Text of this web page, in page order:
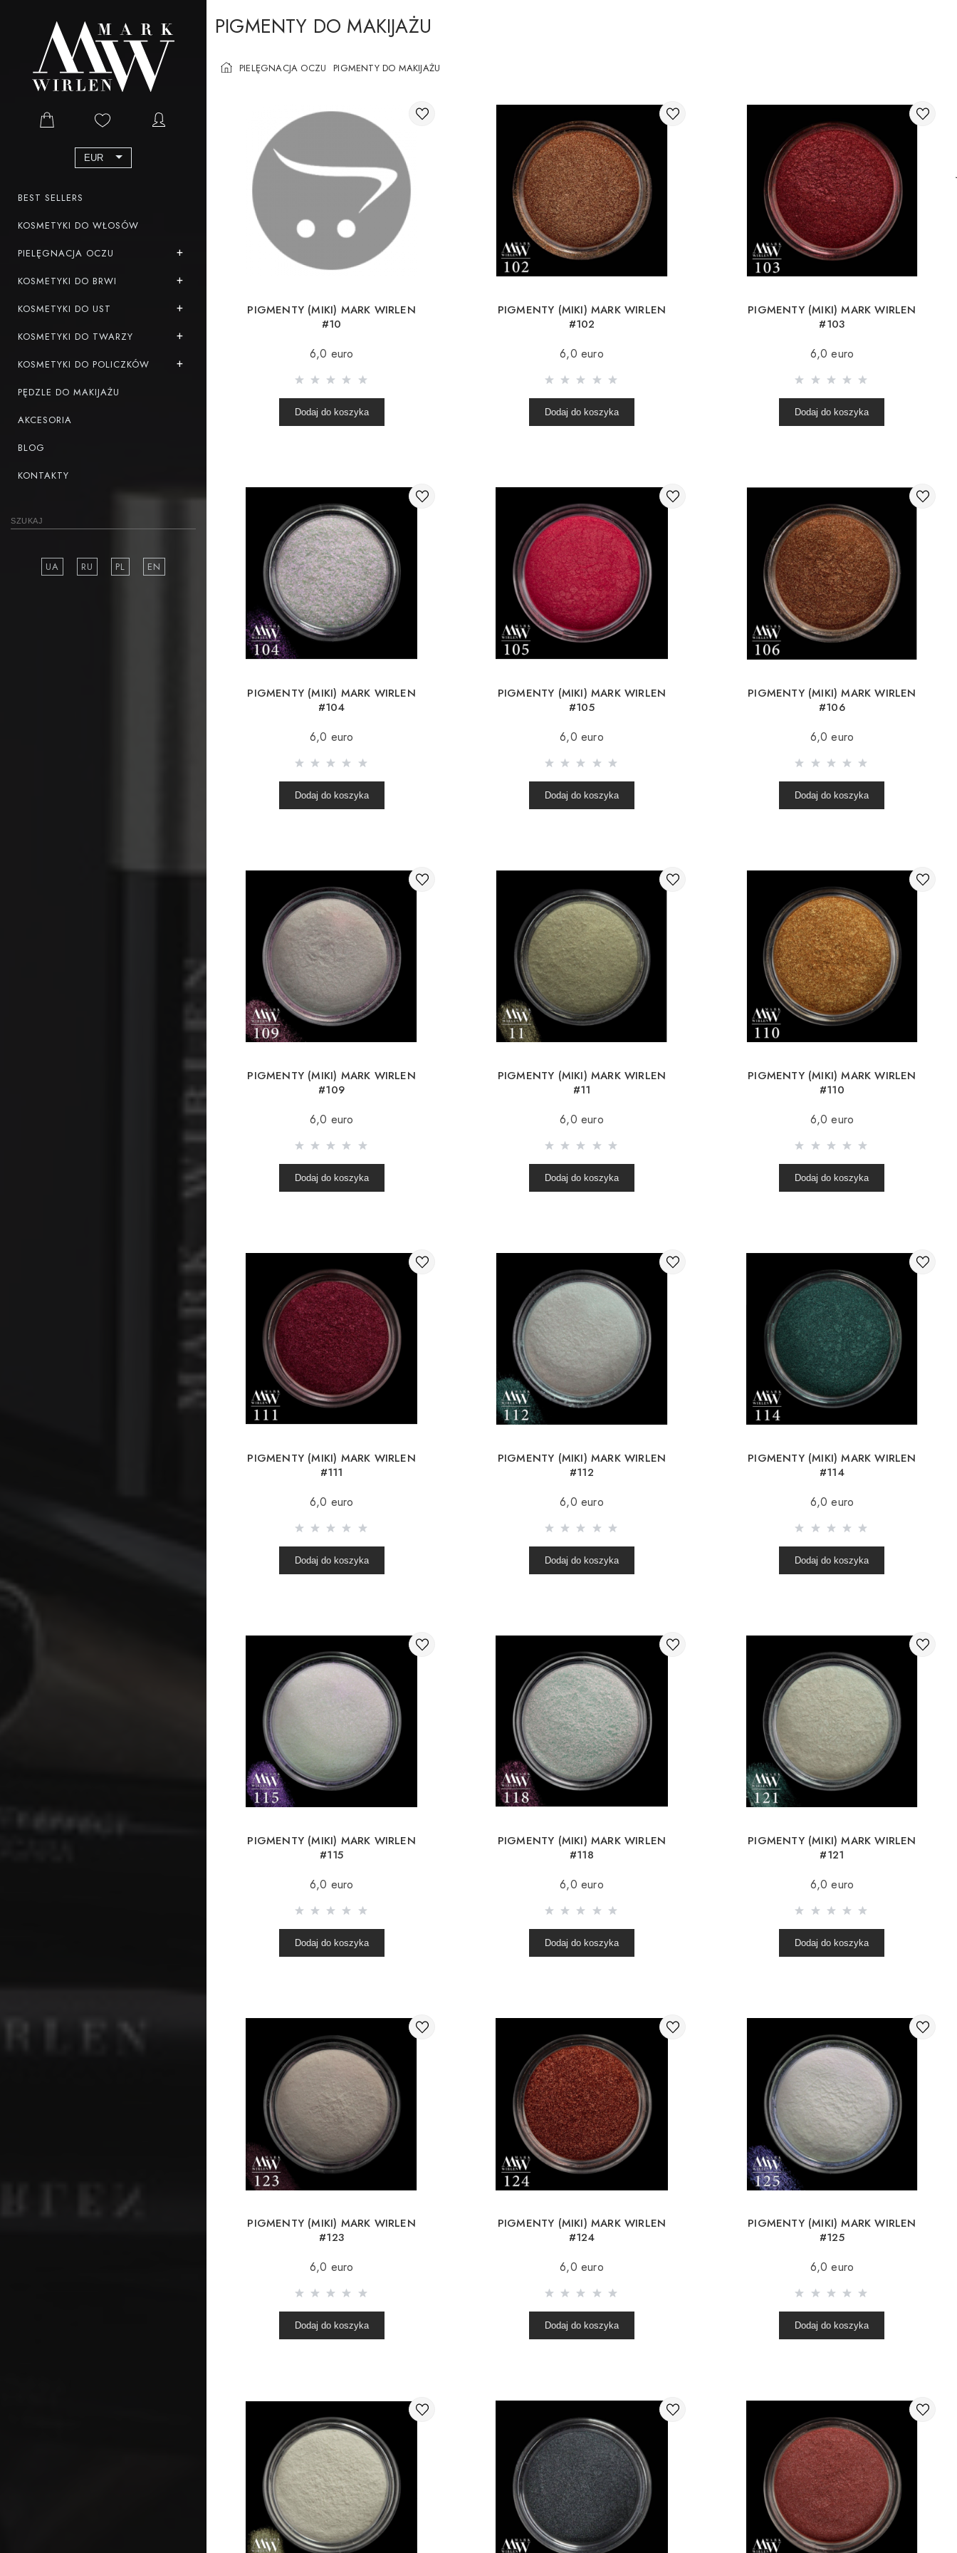
EUR
BEST SELLERS
KOSMETYKI DO WŁOSÓW
PIELĘGNACJA OCZU
KOSMETYKI DO BRWI
KOSMETYKI DO UST
KOSMETYKI DO TWARZY
KOSMETYKI DO POLICZKÓW
PĘDZLE DO MAKIJAŻU
AKCESORIA
BLOG
KONTAKTY
UA RU PL EN
PIGMENTY DO MAKIJAŻU
PIELĘGNACJA OCZU PIGMENTY DO MAKIJAŻU
PIGMENTY (MIKI) MARK WIRLEN
#10
6,0 euro
Dodaj do koszyka
PIGMENTY (MIKI) MARK WIRLEN
#102
6,0 euro
Dodaj do koszyka
PIGMENTY (MIKI) MARK WIRLEN
#103
6,0 euro
Dodaj do koszyka
PIGMENTY (MIKI) MARK WIRLEN
#104
6,0 euro
Dodaj do koszyka
PIGMENTY (MIKI) MARK WIRLEN
#105
6,0 euro
Dodaj do koszyka
PIGMENTY (MIKI) MARK WIRLEN
#106
6,0 euro
Dodaj do koszyka
PIGMENTY (MIKI) MARK WIRLEN
#109
6,0 euro
Dodaj do koszyka
PIGMENTY (MIKI) MARK WIRLEN
#11
6,0 euro
Dodaj do koszyka
PIGMENTY (MIKI) MARK WIRLEN
#110
6,0 euro
Dodaj do koszyka
PIGMENTY (MIKI) MARK WIRLEN
#111
6,0 euro
Dodaj do koszyka
PIGMENTY (MIKI) MARK WIRLEN
#112
6,0 euro
Dodaj do koszyka
PIGMENTY (MIKI) MARK WIRLEN
#114
6,0 euro
Dodaj do koszyka
PIGMENTY (MIKI) MARK WIRLEN
#115
6,0 euro
Dodaj do koszyka
PIGMENTY (MIKI) MARK WIRLEN
#118
6,0 euro
Dodaj do koszyka
PIGMENTY (MIKI) MARK WIRLEN
#121
6,0 euro
Dodaj do koszyka
PIGMENTY (MIKI) MARK WIRLEN
#123
6,0 euro
Dodaj do koszyka
PIGMENTY (MIKI) MARK WIRLEN
#124
6,0 euro
Dodaj do koszyka
PIGMENTY (MIKI) MARK WIRLEN
#125
6,0 euro
Dodaj do koszyka